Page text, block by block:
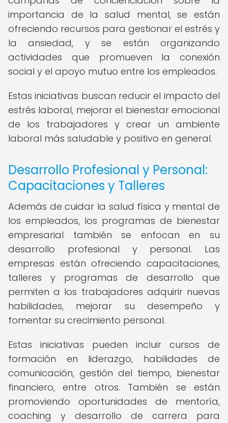
importancia de la salud mental, se están
ofreciendo recursos para gestionar el estrés y
la ansiedad, y se están organizando
actividades que promueven la conexión
social y el apoyo mutuo entre los empleados.
Estas iniciativas buscan reducir el impacto del
estrés laboral, mejorar el bienestar emocional
de los trabajadores y crear un ambiente
laboral más saludable y positivo en general.
Desarrollo Profesional y Personal:
Capacitaciones y Talleres
Además de cuidar la salud física y mental de
los empleados, los programas de bienestar
empresarial también se enfocan en su
desarrollo profesional y personal. Las
empresas están ofreciendo capacitaciones,
talleres y programas de desarrollo que
permiten a los trabajadores adquirir nuevas
habilidades, mejorar su desempeño y
fomentar su crecimiento personal.
Estas iniciativas pueden incluir cursos de
formación en liderazgo, habilidades de
comunicación, gestión del tiempo, bienestar
financiero, entre otros. También se están
promoviendo oportunidades de mentoría,
coaching y desarrollo de carrera para